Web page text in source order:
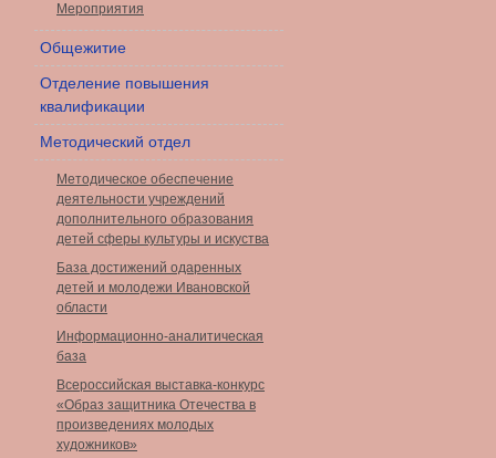
Мероприятия
Общежитие
Отделение повышения
квалификации
Методический отдел
Методическое обеспечение
деятельности учреждений
дополнительного образования
детей сферы культуры и искуства
База достижений одаренных
детей и молодежи Ивановской
области
Информационно-аналитическая
база
Всероссийская выставка-конкурс
«Образ защитника Отечества в
произведениях молодых
художников»